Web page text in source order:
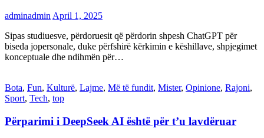
adminadmin April 1, 2025
Sipas studiuesve, përdoruesit që përdorin shpesh ChatGPT për
biseda jopersonale, duke përfshirë kërkimin e këshillave, shpjegimet
konceptuale dhe ndihmën për…
Bota, Fun, Kulturë, Lajme, Më të fundit, Mister, Opinione, Rajoni,
Sport, Tech, top
Përparimi i DeepSeek AI është për t’u lavdëruar